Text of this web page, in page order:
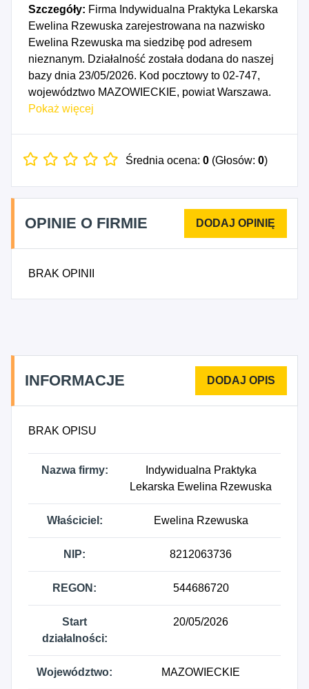
Szczegóły: Firma Indywidualna Praktyka Lekarska
Ewelina Rzewuska zarejestrowana na nazwisko
Ewelina Rzewuska ma siedzibę pod adresem
nieznanym. Działalność została dodana do naszej
bazy dnia 23/05/2026. Kod pocztowy to 02-747,
województwo MAZOWIECKIE, powiat Warszawa.
Numer Identyfikacji Podatkowej NIP to
Rzewuska to 544686720. Data rozpoczęcia
Pokaż więcej
Średnia ocena: 0 (Głosów: 0)
OPINIE O FIRMIE
BRAK OPINII
INFORMACJE
BRAK OPISU
Nazwa firmy:
Indywidualna Praktyka
Lekarska Ewelina Rzewuska
Właściciel: Ewelina Rzewuska
NIP: 8212063736
REGON: 544686720
Start
działalności:
20/05/2026
Województwo: MAZOWIECKIE